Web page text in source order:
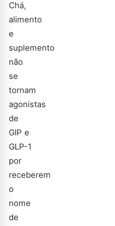
Chá,
alimento
e
suplemento
não
se
tornam
agonistas
de
GIP e
GLP-1
por
receberem
o
nome
de